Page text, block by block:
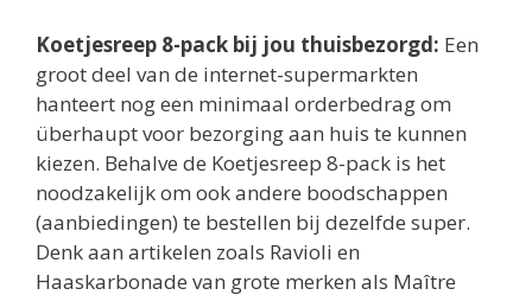
Koetjesreep 8-pack bij jou thuisbezorgd: Een
groot deel van de internet-supermarkten
hanteert nog een minimaal orderbedrag om
überhaupt voor bezorging aan huis te kunnen
kiezen. Behalve de Koetjesreep 8-pack is het
noodzakelijk om ook andere boodschappen
(aanbiedingen) te bestellen bij dezelfde super.
Denk aan artikelen zoals Ravioli en
Haaskarbonade van grote merken als Maître